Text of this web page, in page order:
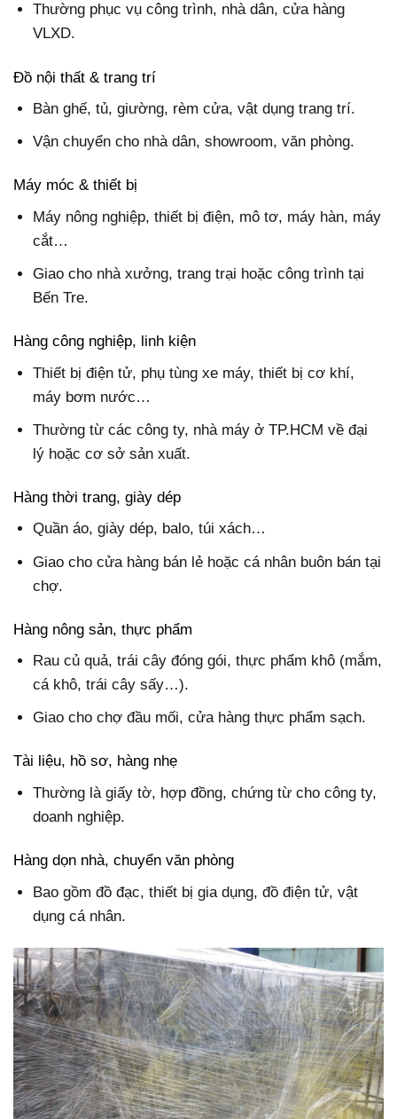
Thường phục vụ công trình, nhà dân, cửa hàng
VLXD.
Đồ nội thất & trang trí
Bàn ghế, tủ, giường, rèm cửa, vật dụng trang trí.
Vận chuyển cho nhà dân, showroom, văn phòng.
Máy móc & thiết bị
Máy nông nghiệp, thiết bị điện, mô tơ, máy hàn, máy
cắt…
Giao cho nhà xưởng, trang trại hoặc công trình tại
Bến Tre.
Hàng công nghiệp, linh kiện
Thiết bị điện tử, phụ tùng xe máy, thiết bị cơ khí,
máy bơm nước…
Thường từ các công ty, nhà máy ở TP.HCM về đại
lý hoặc cơ sở sản xuất.
Hàng thời trang, giày dép
Quần áo, giày dép, balo, túi xách…
Giao cho cửa hàng bán lẻ hoặc cá nhân buôn bán tại
chợ.
Hàng nông sản, thực phẩm
Rau củ quả, trái cây đóng gói, thực phẩm khô (mắm,
cá khô, trái cây sấy…).
Giao cho chợ đầu mối, cửa hàng thực phẩm sạch.
Tài liệu, hồ sơ, hàng nhẹ
Thường là giấy tờ, hợp đồng, chứng từ cho công ty,
doanh nghiệp.
Hàng dọn nhà, chuyển văn phòng
Bao gồm đồ đạc, thiết bị gia dụng, đồ điện tử, vật
dụng cá nhân.